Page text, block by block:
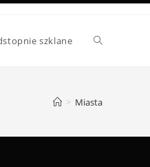
szklane
> Miasta